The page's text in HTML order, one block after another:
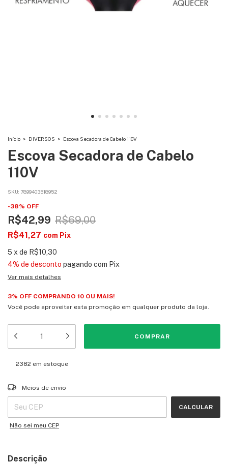
Início > DIVERSOS > Escova Secadora de Cabelo 110V
Escova Secadora de Cabelo
110V
SKU: 7899403518952
-38% OFF
R$42,99 R$69,00
R$41,27 com Pix
5 x de R$10,30
4% de desconto pagando com Pix
Ver mais detalhes
3% OFF COMPRANDO 10 OU MAIS!
Você pode aproveitar esta promoção em qualquer produto da loja.
2382 em estoque
Entregas para o CEP:
Meios de envio
CALCULAR
Não sei meu CEP
Descrição